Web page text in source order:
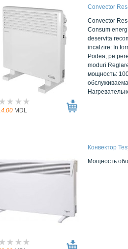
MDL
Convector
Convector
Consum
deservita
incalzire: In
Podea, pe
moduri
мощность:
Конвектор
Мощность